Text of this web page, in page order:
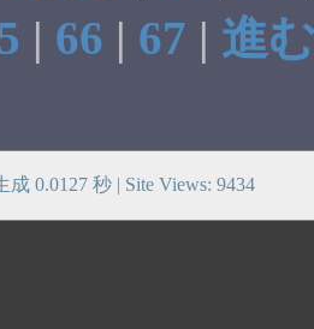
| 66 | 67 | 進
成 0.0127 秒 | Site Views: 9434